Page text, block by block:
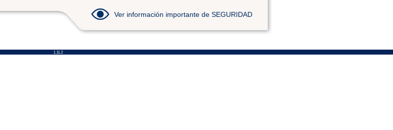
Ver información importante de SEGURIDAD
1.11.2